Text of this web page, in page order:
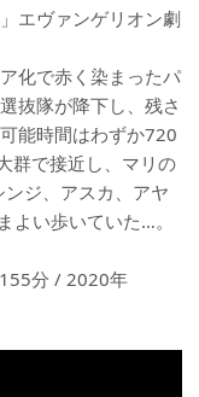
エヴァンゲリオン劇
化で赤く染まったパ
抜隊が降下し、残さ
能時間はわずか720
群で接近し、マリの
ジ、アスカ、アヤ
よい歩いていた…。
分 / 2020年